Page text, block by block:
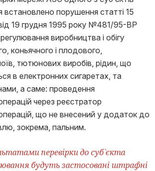
порушення статті 15
19 грудня 1995 року №481/95-ВР
виробництва і обігу
коньячного і плодового,
тютюнових виробів, рідин, що
в електронних сигаретах, та
а саме: проведення
через реєстратор
що не внесений у додаток до
зокрема, пальним.
перевірки до суб`єкта
будуть застосовані штрафні